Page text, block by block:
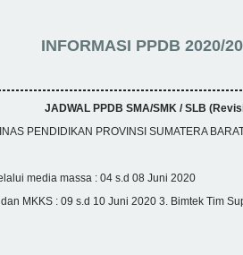
INFORMASI PPDB 2020/
JADWAL PPDB SMA/SMK / SLB
PENDIDIKAN PROVINSI SUMATERA
media massa : 04 s.d 08 Juni 2020
MKKS : 09 s.d 10 Juni 2020 3. Bimtek Tim